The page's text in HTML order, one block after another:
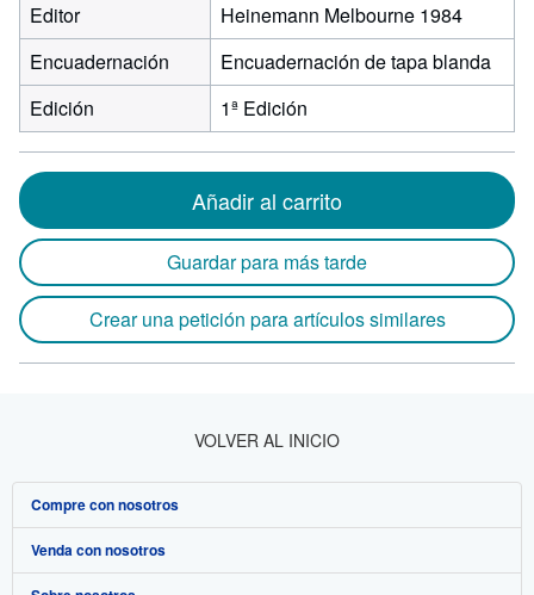
Editor
Heinemann Melbourne 1984
Encuadernación
Encuadernación de tapa blanda
Edición
1ª Edición
Añadir al carrito
Guardar para más tarde
Crear una petición para artículos similares
VOLVER AL INICIO
Compre con nosotros
Búsqueda avanzada
Venda con nosotros